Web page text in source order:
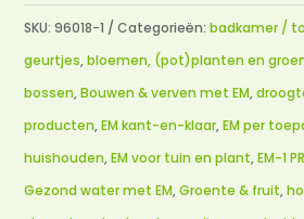
SKU:96018-1 Categorieën:badkamer /
geurtjes,bloemen, (pot)planten en
bossen,Bouwen & verven met EM,
producten,EM kant-en-klaar,EM per
huishouden,EM voor tuin en plant,EM-1
Gezond water met EM,Groente & fruit,